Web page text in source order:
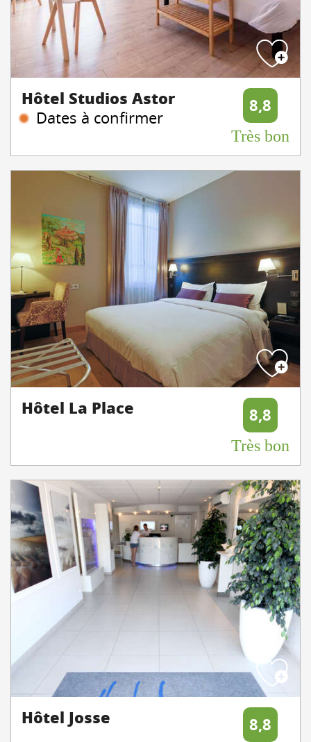
Hôtel Studios Astor
Dates à confirmer
8,8
Très bon
Hôtel La Place 8,8
Très bon
Hôtel Josse 8,8